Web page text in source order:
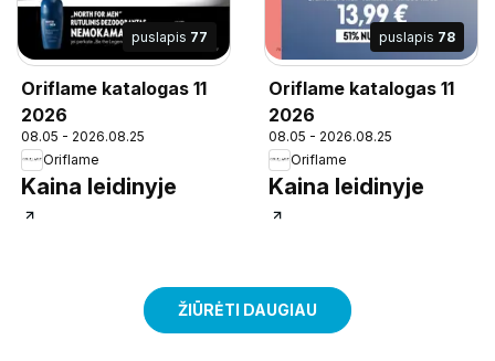
puslapis 77
Oriflame katalogas 11
2026
08.05 - 2026.08.25
Oriflame
Kaina leidinyje
puslapis 78
Oriflame katalogas 11
2026
08.05 - 2026.08.25
Oriflame
Kaina leidinyje
ŽIŪRĖTI DAUGIAU